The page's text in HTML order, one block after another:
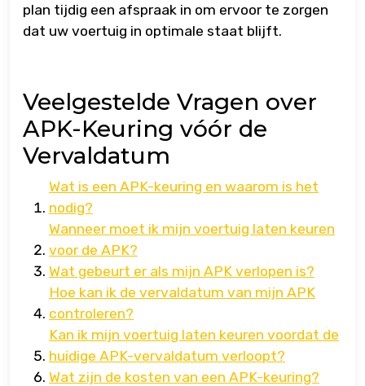
plan tijdig een afspraak in om ervoor te zorgen
dat uw voertuig in optimale staat blijft.
Veelgestelde Vragen over
APK-Keuring vóór de
Vervaldatum
Wat is een APK-keuring en waarom is het
nodig?
Wanneer moet ik mijn voertuig laten keuren
voor de APK?
Wat gebeurt er als mijn APK verlopen is?
Hoe kan ik de vervaldatum van mijn APK
controleren?
Kan ik mijn voertuig laten keuren voordat de
huidige APK-vervaldatum verloopt?
Wat zijn de kosten van een APK-keuring?